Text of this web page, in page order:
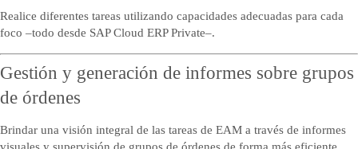
Realice diferentes tareas utilizando capacidades adecuadas para cada
foco –todo desde SAP Cloud ERP Private–.
Gestión y generación de informes sobre grupos
de órdenes
Brindar una visión integral de las tareas de EAM a través de informes